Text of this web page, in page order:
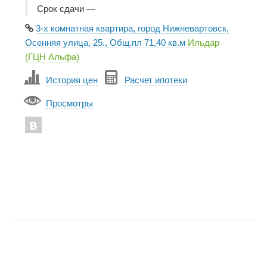
Срок сдачи —
3-х комнатная квартира, город Нижневартовск,
Осенняя улица, 25., Общ.пл 71,40 кв.м Ильдар
(ГЦН Альфа)
История цен Расчет ипотеки
Просмотры